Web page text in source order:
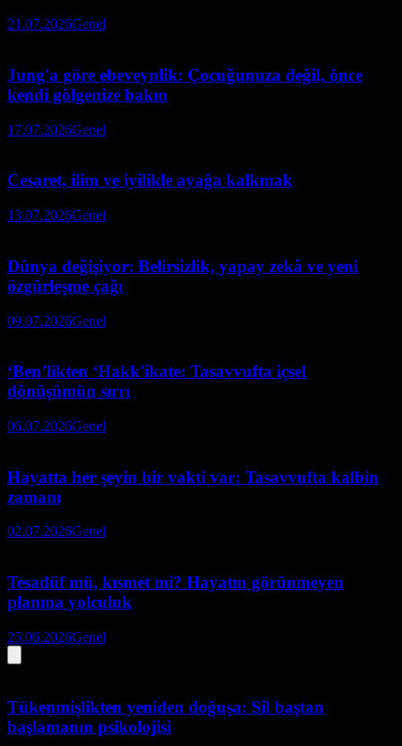
21.07.2026Genel
Jung'a göre ebeveynlik: Çocuğunuza değil, önce
kendi gölgenize bakın
17.07.2026Genel
Cesaret, ilim ve iyilikle ayağa kalkmak
13.07.2026Genel
Dünya değişiyor: Belirsizlik, yapay zekâ ve yeni
özgürleşme çağı
09.07.2026Genel
‘Ben’likten ‘Hakk'ikate: Tasavvufta içsel
dönüşümün sırrı
06.07.2026Genel
Hayatta her şeyin bir vakti var: Tasavvufta kalbin
zamanı
02.07.2026Genel
Tesadüf mü, kısmet mi? Hayatın görünmeyen
planına yolculuk
25.06.2026Genel
Tükenmişlikten yeniden doğuşa: Sil baştan
başlamanın psikolojisi